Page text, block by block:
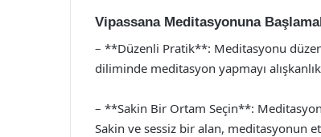
Vipassana Meditasyonuna
– **Düzenli Pratik**: Meditasyonu
diliminde meditasyon yapmayı
– **Sakin Bir Ortam Seçin**:
Sakin ve sessiz bir alan, meditasyonun